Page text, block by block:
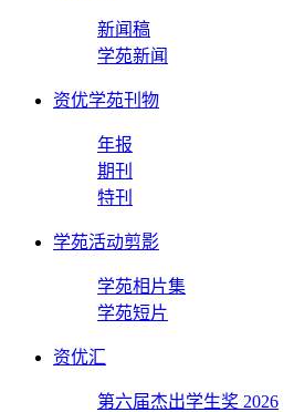
新闻稿
学苑新闻
资优学苑刊物
年报
期刊
特刊
学苑活动剪影
学苑相片集
学苑短片
资优汇
第六届杰出学生奖 2026